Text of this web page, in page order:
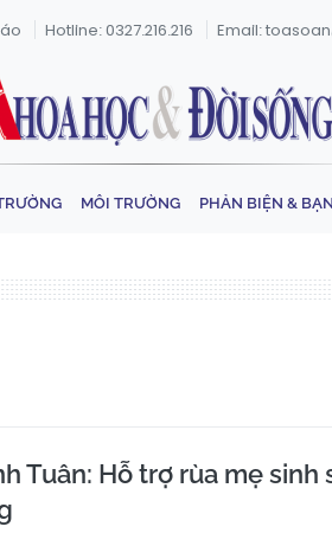
Hotline: 0327.216.216 Email:
MÔI TRƯỜNG PHẢN BIỆN &
Tuân: Hỗ trợ rùa mẹ sinh